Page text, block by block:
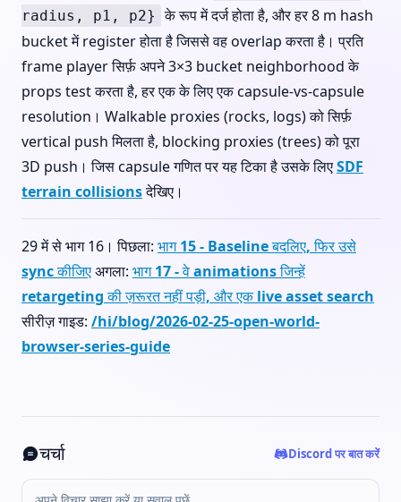
radius, p1, p2} के रूप में दर्ज होता है, और हर 8 m hash
bucket में register होता है जिससे वह overlap करता है। प्रति
frame player सिर्फ़ अपने 3×3 bucket neighborhood के
props test करता है, हर एक के लिए एक capsule-vs-capsule
resolution। Walkable proxies (rocks, logs) को सिर्फ़
vertical push मिलता है, blocking proxies (trees) को पूरा
3D push। जिस capsule गणित पर यह टिका है उसके लिएSDF
terrain collisionsदेखिए।
29 में से भाग 16। पिछला: भाग 15 - Baseline बदलिए, फिर उसे
sync कीजिएअगला: भाग 17 - वे animations जिन्हें
retargeting की ज़रूरत नहीं पड़ी, और एक live asset search
सीरीज़ गाइड: /hi/blog/2026-02-25-open-world-
browser-series-guide
चर्चा Discord पर बात करें